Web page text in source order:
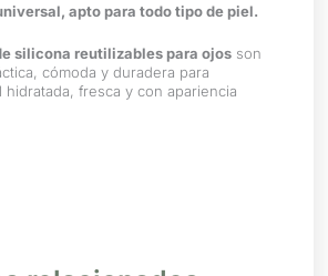
apto para todo tipo de piel.
silicona reutilizables para ojos son
cómoda y duradera para
hidratada, fresca y con apariencia